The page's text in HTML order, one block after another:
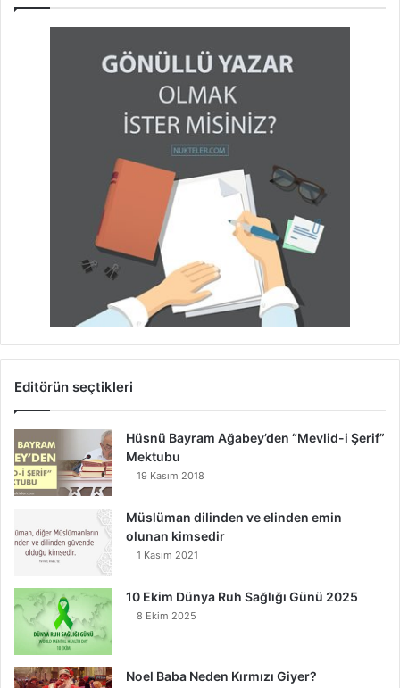
Editörün seçtikleri
Hüsnü Bayram Ağabey’den “Mevlid-i Şerif”
Mektubu
19 Kasım 2018
Müslüman dilinden ve elinden emin
olunan kimsedir
1 Kasım 2021
10 Ekim Dünya Ruh Sağlığı Günü 2025
8 Ekim 2025
Noel Baba Neden Kırmızı Giyer?